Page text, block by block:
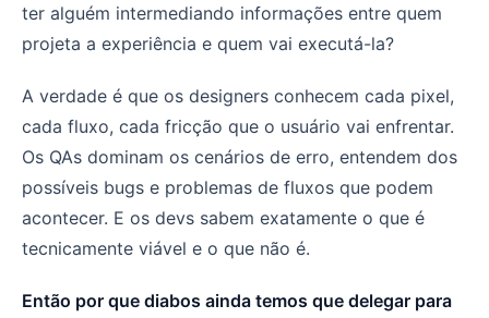
ter alguém intermediando informações entre quem
projeta a experiência e quem vai executá-la?
A verdade é que os designers conhecem cada pixel,
cada fluxo, cada fricção que o usuário vai enfrentar.
Os QAs dominam os cenários de erro, entendem dos
possíveis bugs e problemas de fluxos que podem
acontecer. E os devs sabem exatamente o que é
tecnicamente viável e o que não é.
Então por que diabos ainda temos que delegar para